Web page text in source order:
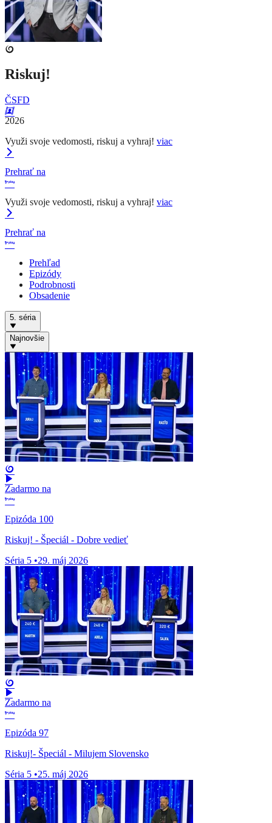
Riskuj!
ČSFD
2026
Využi svoje vedomosti, riskuj a vyhraj! viac
Prehrať na
Využi svoje vedomosti, riskuj a vyhraj! viac
Prehrať na
Prehľad
Epizódy
Podrobnosti
Obsadenie
5. séria
Najnovšie
Zadarmo na
Epizóda 100
Riskuj! - Špeciál - Dobre vedieť
Séria 5 •29. máj 2026
Zadarmo na
Epizóda 97
Riskuj!- Špeciál - Milujem Slovensko
Séria 5 •25. máj 2026